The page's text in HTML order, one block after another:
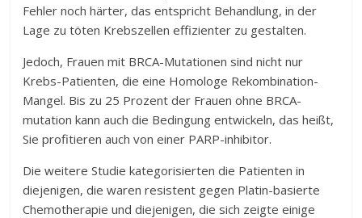
Fehler noch härter, das entspricht Behandlung, in der
Lage zu töten Krebszellen effizienter zu gestalten.
Jedoch, Frauen mit BRCA-Mutationen sind nicht nur
Krebs-Patienten, die eine Homologe Rekombination-
Mangel. Bis zu 25 Prozent der Frauen ohne BRCA-
mutation kann auch die Bedingung entwickeln, das heißt,
Sie profitieren auch von einer PARP-inhibitor.
Die weitere Studie kategorisierten die Patienten in
diejenigen, die waren resistent gegen Platin-basierte
Chemotherapie und diejenigen, die sich zeigte einige